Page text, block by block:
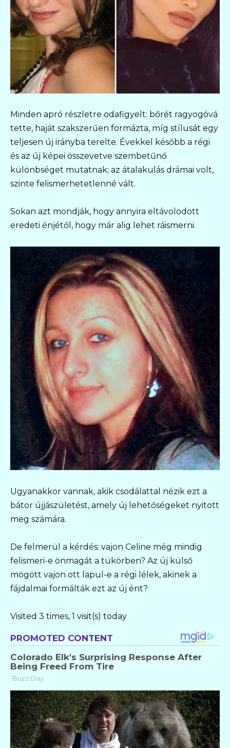
Minden apró részletre odafigyelt: bőrét ragyogóvá
tette, haját szakszerűen formázta, míg stílusát egy
teljesen új irányba terelte. Évekkel később a régi
és az új képei összevetve szembetűnő
különbséget mutatnak; az átalakulás drámai volt,
szinte felismerhetetlenné vált.
Sokan azt mondják, hogy annyira eltávolodott
eredeti énjétől, hogy már alig lehet ráismerni.
Ugyanakkor vannak, akik csodálattal nézik ezt a
bátor újjászületést, amely új lehetőségeket nyitott
meg számára.
De felmerül a kérdés: vajon Celine még mindig
felismeri-e önmagát a tükörben? Az új külső
mögött vajon ott lapul-e a régi lélek, akinek a
fájdalmai formálták ezt az új ént?
Visited 3 times, 1 visit(s) today